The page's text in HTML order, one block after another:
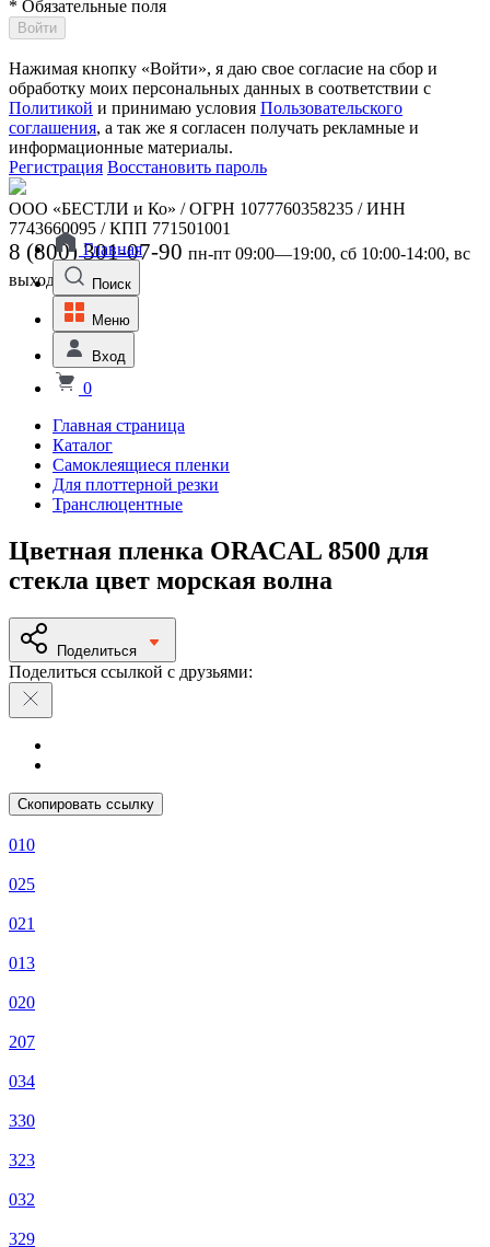
* Обязательные поля
Войти
Нажимая кнопку «Войти», я даю свое согласие на сбор и
обработку моих персональных данных в соответствии с
Политикой и принимаю условия Пользовательского
соглашения, а так же я согласен получать рекламные и
информационные материалы.
Регистрация Восстановить пароль
ООО «БЕСТЛИ и Ко» / ОГРН 1077760358235 / ИНН
7743660095 / КПП 771501001
8 (800) 301-07-90 пн-пт 09:00—19:00, сб 10:00-14:00, вс
выходной
Главная
Поиск
Меню
Вход
0
Главная страница
Каталог
Самоклеящиеся пленки
Для плоттерной резки
Транслюцентные
Цветная пленка ORACAL 8500 для
стекла цвет морская волна
Поделиться
Поделиться ссылкой с друзьями:
Скопировать ссылку
010
025
021
013
020
207
034
330
323
032
329